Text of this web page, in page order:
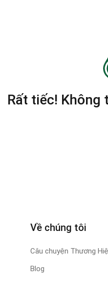
Rất tiếc! Không
Về chúng tôi
Câu chuyện Thương
Blog